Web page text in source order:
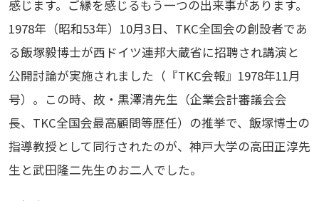
感じます。ご縁を感じるもう一つの出来事があります。
1978年（昭和53年）10月3日、TKC全国会の創設者であ
る飯塚毅博士が西ドイツ連邦大蔵省に招聘され講演と
公開討論が実施されました（『TKC会報』1978年11月
号）。この時、故・黒澤清先生（企業会計審議会会
長、TKC全国会最高顧問等歴任）の推挙で、飯塚博士の
指導教授として同行されたのが、神戸大学の高田正淳先
生と武田隆二先生のお二人でした。